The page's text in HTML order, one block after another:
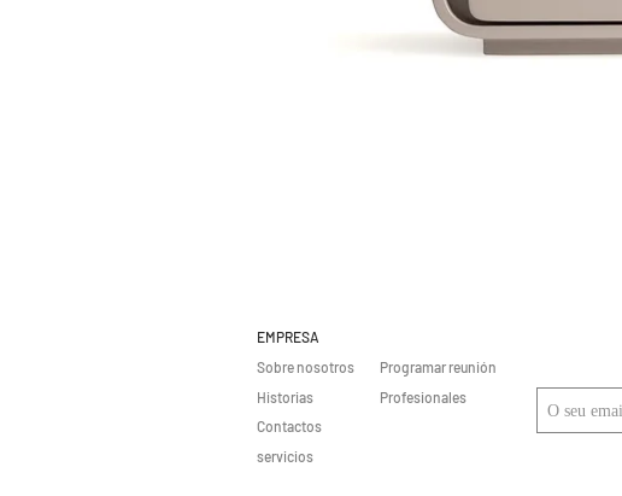
EMPRESA
Sobre nosotros
Historias
Contactos
Programar reunión
Profesionales
servicios